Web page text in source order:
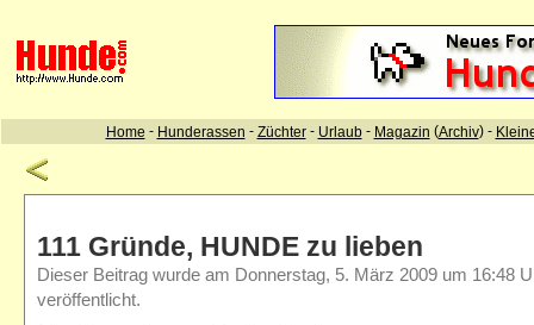
111 Gründe, HUNDE zu lieben
Dieser Beitrag wurde am Donnerstag, 5. März 2009 um 16:48
veröffentlicht.